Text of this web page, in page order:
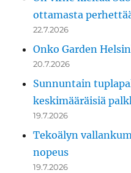
ottamasta
22.7.2026
Onko Garden
20.7.2026
Sunnuntain
keskimääräisiä
19.7.2026
Tekoälyn
nopeus
19.7.2026